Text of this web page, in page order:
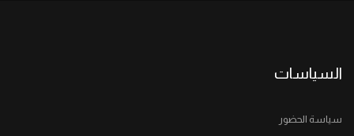
السياسات
سياسة الحضور